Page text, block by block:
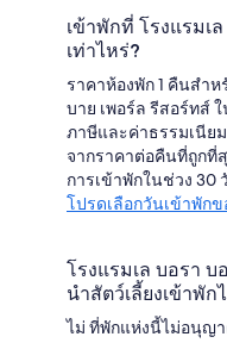
เข้าพักที่ โรงแรมเ
เท่าไหร่?
ราคาห้องพัก 1 คืนสำ
บาย เพอร์ล รีสอร์ทส์
ภาษีและค่าธรรมเนีย
จากราคาต่อคืนที่ถูกที่
การเข้าพักในช่วง 30
โปรดเลือกวันเข้าพัก
โรงแรมเล บอรา
นำสัตว์เลี้ยงเข้าพัก
ไม่ ที่พักแห่งนี้ไม่อนุญา